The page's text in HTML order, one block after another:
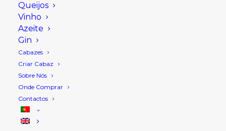
Queijos
Vinho
Azeite
Gin
Cabazes
Criar Cabaz
Sobre Nós
Onde Comprar
Contactos